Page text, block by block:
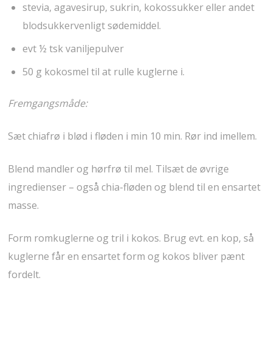
stevia, agavesirup, sukrin, kokossukker eller andet
blodsukkervenligt sødemiddel.
evt ½ tsk vaniljepulver
50 g kokosmel til at rulle kuglerne i.
Fremgangsmåde:
Sæt chiafrø i blød i fløden i min 10 min. Rør ind imellem.
Blend mandler og hørfrø til mel. Tilsæt de øvrige
ingredienser – også chia-fløden og blend til en ensartet
masse.
Form romkuglerne og tril i kokos. Brug evt. en kop, så
kuglerne får en ensartet form og kokos bliver pænt
fordelt.